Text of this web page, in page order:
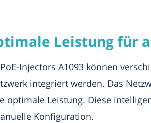
Leistung für
Injectors A1093 können
integriert werden. Das
optimale Leistung. Diese
Konfiguration.